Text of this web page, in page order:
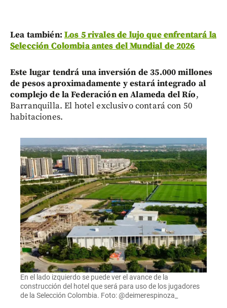
Lea también: Los 5 rivales de lujo que enfrentará la
Selección Colombia antes del Mundial de 2026
Este lugar tendrá una inversión de 35.000 millones
de pesos aproximadamente y estará integrado al
complejo de la Federación en Alameda del Río,
Barranquilla. El hotel exclusivo contará con 50
habitaciones.
En el lado izquierdo se puede ver el avance de la
construcción del hotel que será para uso de los jugadores
de la Selección Colombia. Foto: @deimerespinoza_